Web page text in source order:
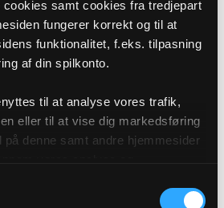
samt cookies fra tredjepart
fungerer korrekt og til at
funktionalitet, f.eks. tilpasning
af din spilkonto.
til at analyse vores trafik,
eller til at vise dig markedsføring
på denne samt andre hjemmesider
eller ved at klikke videre til